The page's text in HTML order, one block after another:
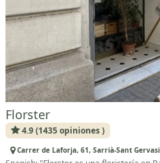
Florster
4.9 (1435 opiniones )
Carrer de Laforja, 61, Sarrià-Sant